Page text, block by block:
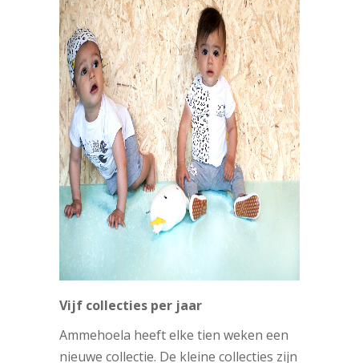
Vijf collecties per jaar
Ammehoela heeft elke tien weken een
nieuwe collectie. De kleine collecties zijn